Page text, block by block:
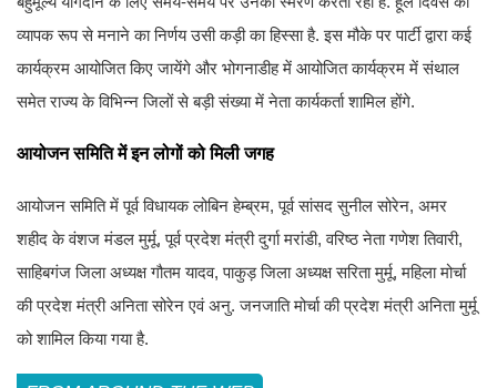
व्यापक रूप से मनाने का निर्णय उसी कड़ी का हिस्सा है. इस मौके पर पार्टी द्वारा कई
कार्यक्रम आयोजित किए जायेंगे और भोगनाडीह में आयोजित कार्यक्रम में संथाल
समेत राज्य के विभिन्न जिलों से बड़ी संख्या में नेता कार्यकर्ता शामिल होंगे.
आयोजन समिति में इन लोगों को मिली जगह
आयोजन समिति में पूर्व विधायक लोबिन हेम्ब्रम, पूर्व सांसद सुनील सोरेन, अमर
शहीद के वंशज मंडल मुर्मू, पूर्व प्रदेश मंत्री दुर्गा मरांडी, वरिष्ठ नेता गणेश तिवारी,
साहिबगंज जिला अध्यक्ष गौतम यादव, पाकुड़ जिला अध्यक्ष सरिता मुर्मू, महिला मोर्चा
की प्रदेश मंत्री अनिता सोरेन एवं अनु. जनजाति मोर्चा की प्रदेश मंत्री अनिता मुर्मू
को शामिल किया गया है.